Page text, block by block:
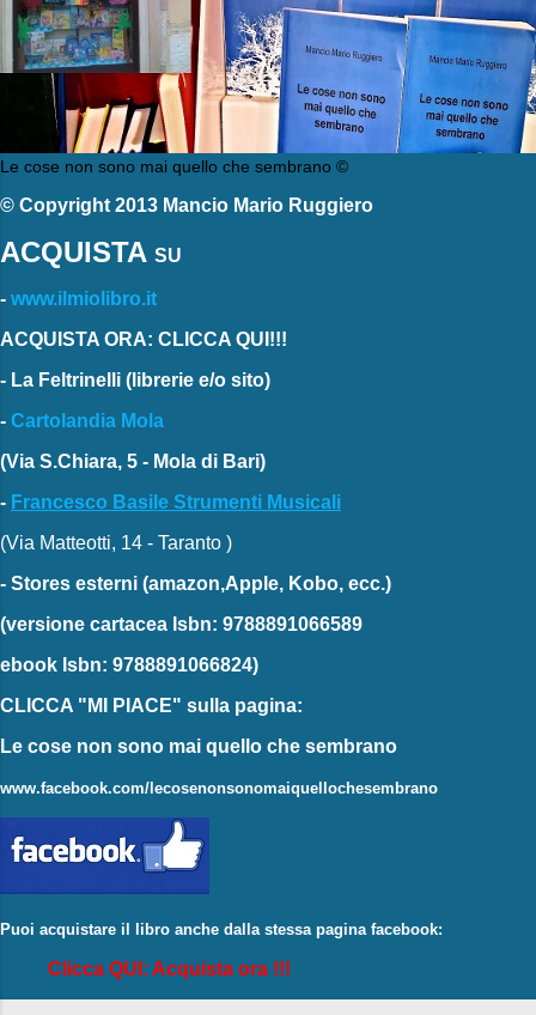
Le cose non sono mai quello che sembrano ©
© Copyright 2013 Mancio Mario Ruggiero
ACQUISTA SU
- www.ilmiolibro.it
ACQUISTA ORA: CLICCA QUI!!!
- La Feltrinelli (librerie e/o sito)
- Cartolandia Mola
(Via S.Chiara, 5 - Mola di Bari)
- Francesco Basile Strumenti Musicali
(Via Matteotti, 14 - Taranto )
- Stores esterni (amazon,Apple, Kobo, ecc.)
(versione cartacea Isbn: 9788891066589
ebook Isbn: 9788891066824)
CLICCA "MI PIACE" sulla pagina:
Le cose non sono mai quello che sembrano
www.facebook.com/lecosenonsonomaiquellochesembrano
Puoi acquistare il libro anche dalla stessa pagina facebook:
Clicca QUI: Acquista ora !!!